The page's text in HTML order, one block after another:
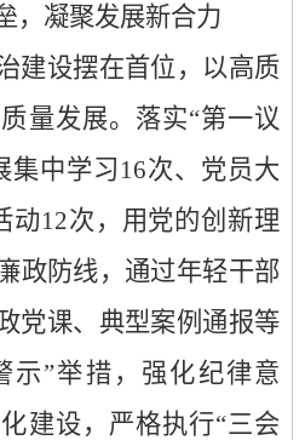
，凝聚发展新合力
建设摆在首位，以高质
量发展。落实“第一议
集中学习 1 6次、党员大
动1 2次，用党的创新理
政防线，通过年轻干部
党课、典型案例通报等
示”举措，强化纪律意
建设，严格执行“三会